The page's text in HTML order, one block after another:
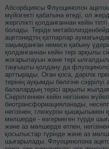
Абсорбциясы Флуоцинолон
мүйізгекті қабатына өтеді, ол
жергілікті қолданғаннан кейін
болады. Теріде
ацетонидтің қатпарлар
зақымданған немесе қабыну
қолданғаннан кейін тері арқылы
жоғарылауын және тері
таңғышты қолдану да флуоцинолон
арттырады. Оған қоса, дәрілік
терінің ауқымды бөлігіне
балалардың терісі арқылы
Сіңірілгеннен кейін негізінен
биотрансформацияланады,
негізінен, глюкурон қышқылымен
мөлшерде - өзгермеген түрде
және аз мөлшерде өтпен,
қосылыстар түрінде және аз
шығарылады. Флуоцинолона